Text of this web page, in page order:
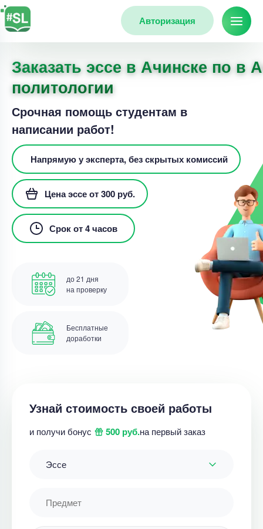
Авторизация
Заказать эссе в Ачинске по в
политологии
Срочная помощь студентам в
написании работ!
Напрямую у эксперта, без скрытых комиссий
Цена эссе от 300 руб.
Срок от 4 часов
до 21 дня
на проверку
Бесплатные
доработки
Узнай стоимость своей работы
и получи бонус 500 руб.на первый заказ
Эссе